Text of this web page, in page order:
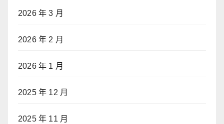
2026 年 3 月
2026 年 2 月
2026 年 1 月
2025 年 12 月
2025 年 11 月